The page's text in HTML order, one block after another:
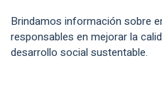
Brindamos información sobre
responsables en mejorar la
desarrollo social sustentable.